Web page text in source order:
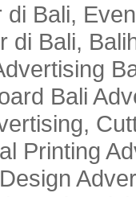
Bali,
di Bali,
Bali
Printing